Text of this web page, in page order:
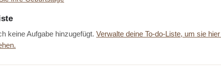
keine Aufgabe hinzugefügt. Verwalte deine To-do-Liste, um sie